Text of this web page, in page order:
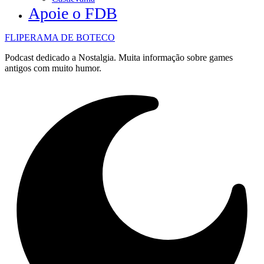
Apoie o FDB
FLIPERAMA DE BOTECO
Podcast dedicado a Nostalgia. Muita informação sobre games
antigos com muito humor.